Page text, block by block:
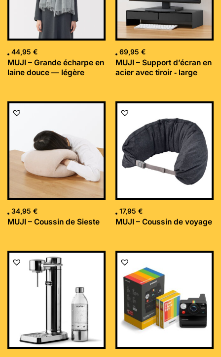
44,95 €
MUJI – Grande écharpe en
laine douce — légère
69,95 €
MUJI – Support d’écran en
acier avec tiroir ‐ large
34,95 €
MUJI – Coussin de Sieste
17,95 €
MUJI – Coussin de voyage
Le
initial
était :
169,99 €.
Le